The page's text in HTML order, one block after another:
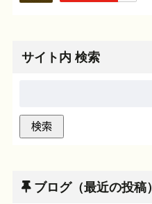
サイト内 検索
ブログ（最近の投稿）